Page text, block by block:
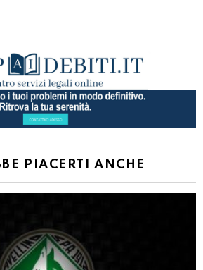
PIACERTI ANCHE